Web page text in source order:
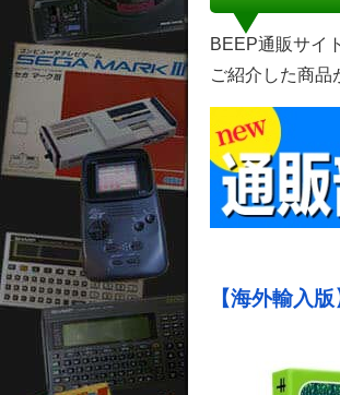
BEEP通販サイ
ご紹介した商品
【海外輸入